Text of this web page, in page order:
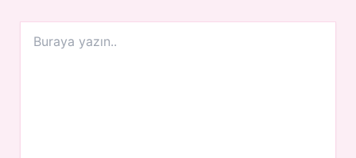
yazın..